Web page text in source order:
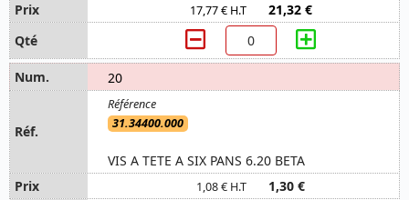
17,77 € H.T 21,32 €
20
31.34400.000
VIS A TETE A SIX PANS 6.20 BETA
1,08 € H.T 1,30 €